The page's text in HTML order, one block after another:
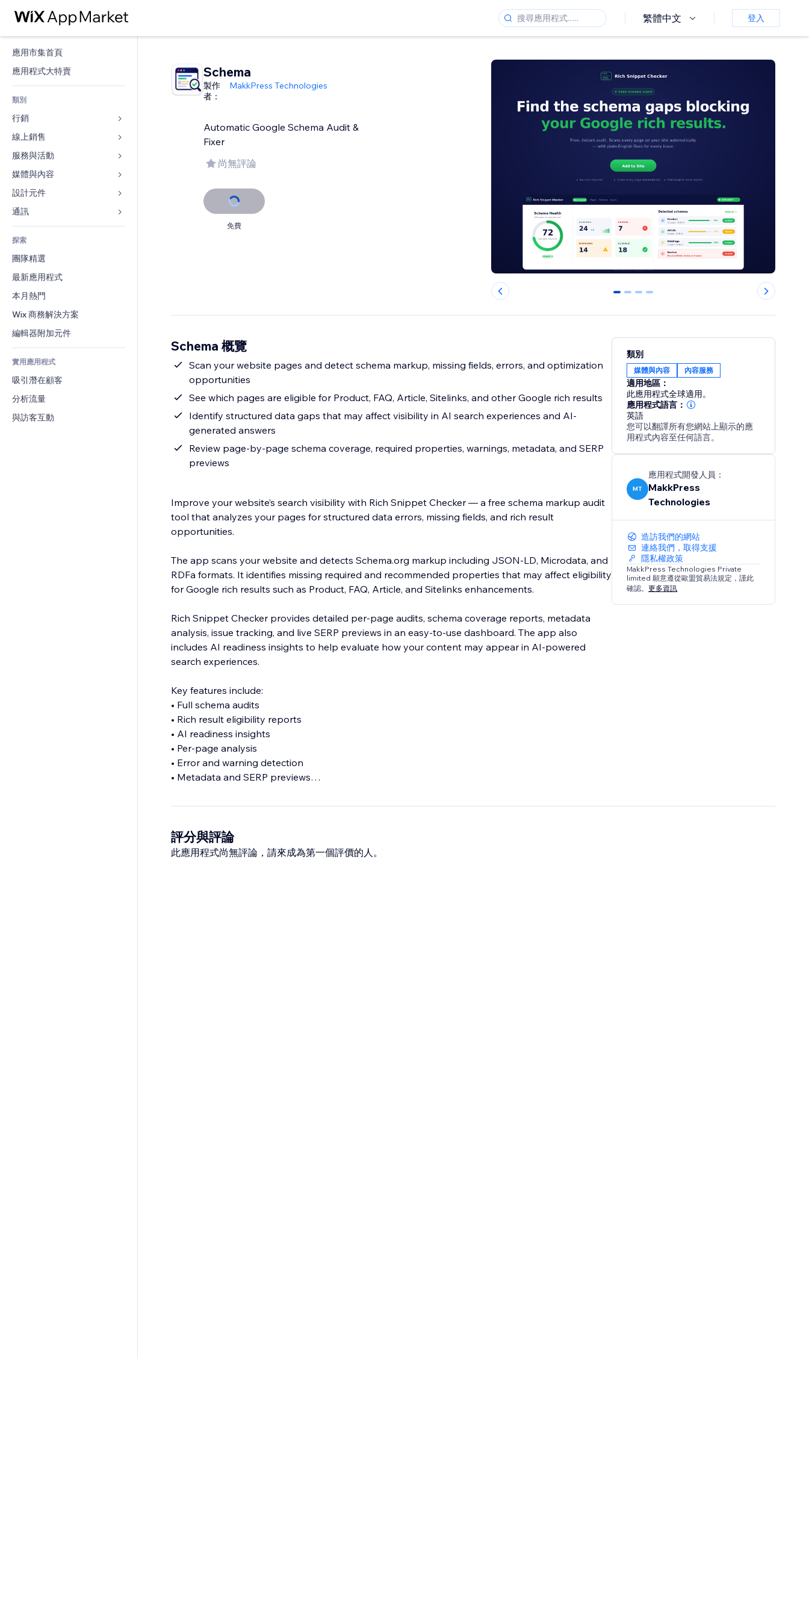
繁體中文 登入
應用市集首頁
應用程式大特賣
類別
行銷
廣告
行動裝置
分析
社交
發佈網站
電子郵件
轉換率
線上銷售
商店應用程式
出貨與送貨
付款按鈕
網路課程
會計
優惠券與酬賓計劃
倉儲解決方案
廠商直送
食品及飲料
服務與活動
旅館
活動
餐廳
不動產
預訂
媒體與內容
圖庫
音樂
Podcast
相片
影片
PDF
檔案分享
新聞
內容服務
設計元件
地圖與導航
隱私與安全性
時鐘
網頁範本
圖片效果
按鈕與選單
橫幅與徽章
計算機
搜尋
天氣
圖表與表格
表單
部落格
投票
聊天
留言
電話
社群
評價與推薦
CRM
探索
團隊精選
最新應用程式
本月熱門
Wix 商務解決方案
編輯器附加元件
實用應用程式
吸引潛在顧客
分析流量
與訪客互動
Schema
製作
者：
MakkPress Technologies
Automatic Google Schema Audit &
Fixer
尚無評論
免費
0 1 2 3
Schema 概覽
Scan your website pages and detect schema markup, missing fields, errors, and optimization
opportunities
See which pages are eligible for Product, FAQ, Article, Sitelinks, and other Google rich results
Identify structured data gaps that may affect visibility in AI search experiences and AI-
generated answers
Review page-by-page schema coverage, required properties, warnings, metadata, and SERP
previews
Improve your website’s search visibility with Rich Snippet Checker — a free schema markup audit
tool that analyzes your pages for structured data errors, missing fields, and rich result
opportunities.
The app scans your website and detects Schema.org markup including JSON-LD, Microdata, and
RDFa formats. It identifies missing required and recommended properties that may affect eligibility
for Google rich results such as Product, FAQ, Article, and Sitelinks enhancements.
Rich Snippet Checker provides detailed per-page audits, schema coverage reports, metadata
analysis, issue tracking, and live SERP previews in an easy-to-use dashboard. The app also
includes AI readiness insights to help evaluate how your content may appear in AI-powered
search experiences.
Key features include:
• Full schema audits
• Rich result eligibility reports
• AI readiness insights
• Per-page analysis
• Error and warning detection
• Metadata and SERP previews
This app is a diagnostic tool only and does not automatically modify or inject schema markup.
類別
媒體與內容 內容服務
適用地區：
此應用程式全球適用。
應用程式語言：
英語
您可以翻譯所有您網站上顯示的應
用程式內容至任何語言。
MT
應用程式開發人員：
MakkPress
Technologies
造訪我們的網站
連絡我們，取得支援
隱私權政策
MakkPress Technologies Private
limited 願意遵從歐盟貿易法規定，謹此
確認。更多資訊
評分與評論
此應用程式尚無評論，請來成為第一個評價的人。